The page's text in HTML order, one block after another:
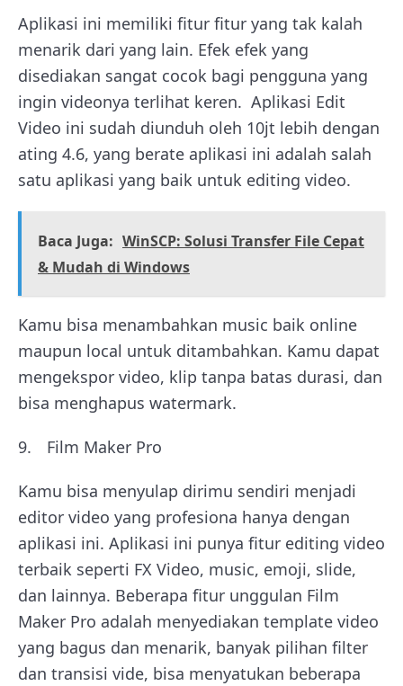
Aplikasi ini memiliki fitur fitur yang tak kalah
menarik dari yang lain. Efek efek yang
disediakan sangat cocok bagi pengguna yang
ingin videonya terlihat keren. Aplikasi Edit
Video ini sudah diunduh oleh 10jt lebih dengan
ating 4.6, yang berate aplikasi ini adalah salah
satu aplikasi yang baik untuk editing video.
Baca Juga: WinSCP: Solusi Transfer File Cepat
& Mudah di Windows
Kamu bisa menambahkan music baik online
maupun local untuk ditambahkan. Kamu dapat
mengekspor video, klip tanpa batas durasi, dan
bisa menghapus watermark.
Film Maker Pro
Kamu bisa menyulap dirimu sendiri menjadi
editor video yang profesiona hanya dengan
aplikasi ini. Aplikasi ini punya fitur editing video
terbaik seperti FX Video, music, emoji, slide,
dan lainnya. Beberapa fitur unggulan Film
Maker Pro adalah menyediakan template video
yang bagus dan menarik, banyak pilihan filter
dan transisi vide, bisa menyatukan beberapa